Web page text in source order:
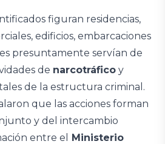
figuran residencias,
edificios, embarcaciones
presuntamente servían de
de narcotráfico y
de la estructura criminal.
que las acciones forman
y del intercambio
entre el
Ministerio